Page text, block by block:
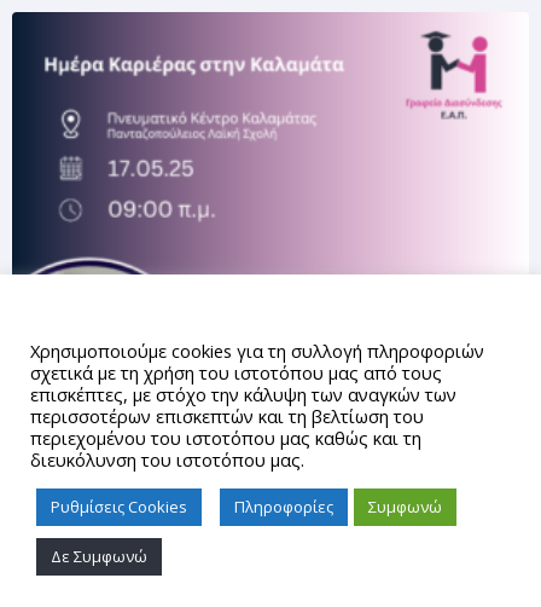
Proudly powered by WordPress
Χρησιμοποιούμε cookies για τη συλλογή πληροφοριών
σχετικά με τη χρήση του ιστοτόπου μας από τους
επισκέπτες, με στόχο την κάλυψη των αναγκών των
περισσοτέρων επισκεπτών και τη βελτίωση του
περιεχομένου του ιστοτόπου μας καθώς και τη
διευκόλυνση του ιστοτόπου μας.
Ρυθμίσεις Cookies Πληροφορίες Συμφωνώ
Δε Συμφωνώ